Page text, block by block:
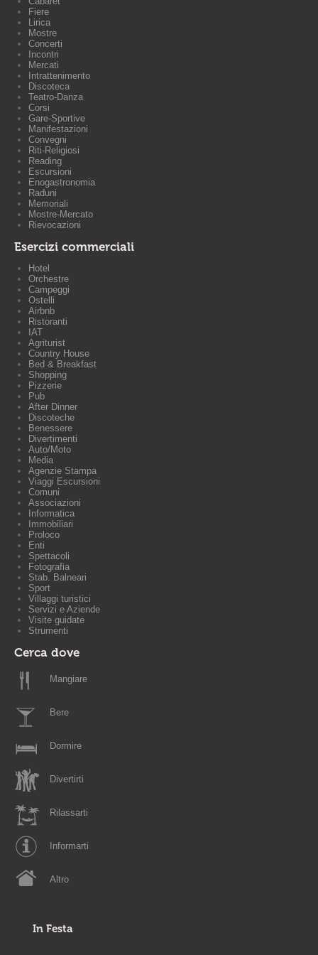
Fiere
Lirica
Mostre
Concerti
Incontri
Mercati
Intrattenimento
Discoteca
Teatro-Danza
Corsi
Gare-Sportive
Manifestazioni
Convegni
Riti-Religiosi
Reading
Escursioni
Enogastronomia
Raduni
Memoriali
Mostre-Mercato
Rievocazioni
Esercizi commerciali
Hotel
Orchestre
Campeggi
Ostelli
Airbnb
Ristoranti
IAT
Agriturist
Country House
Bed & Breakfast
Shopping
Pizzerie
Pub
After Dinner
Discoteche
Benessere
Divertimenti
Auto/Moto
Media
Agenzie Stampa
Viaggi Escursioni
Comuni
Associazioni
Informatica
Immobiliari
Proloco
Enti
Spettacoli
Fotografia
Stab. Balneari
Sport
Villaggi turistici
Servizi e Aziende
Visite guidate
Strumenti
Cerca dove
Mangiare
Bere
Dormire
Divertirti
Rilassarti
Informarti
Altro
In Festa